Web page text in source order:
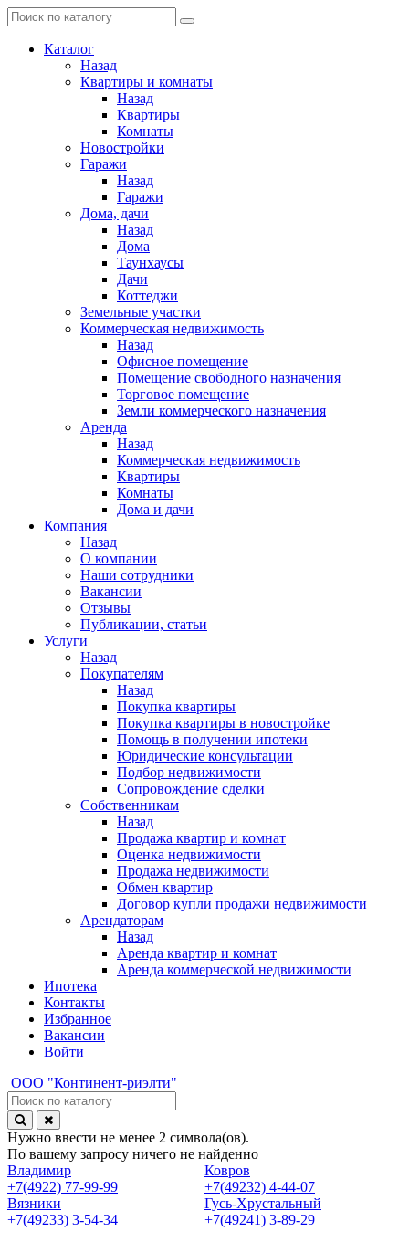
Каталог
Назад
Квартиры и комнаты
Назад
Квартиры
Комнаты
Новостройки
Гаражи
Назад
Гаражи
Дома, дачи
Назад
Дома
Таунхаусы
Дачи
Коттеджи
Земельные участки
Коммерческая недвижимость
Назад
Офисное помещение
Помещение свободного назначения
Торговое помещение
Земли коммерческого назначения
Аренда
Назад
Коммерческая недвижимость
Квартиры
Комнаты
Дома и дачи
Компания
Назад
О компании
Наши сотрудники
Вакансии
Отзывы
Публикации, статьи
Услуги
Назад
Покупателям
Назад
Покупка квартиры
Покупка квартиры в новостройке
Помощь в получении ипотеки
Юридические консультации
Подбор недвижимости
Сопровождение сделки
Собственникам
Назад
Продажа квартир и комнат
Оценка недвижимости
Продажа недвижимости
Обмен квартир
Договор купли продажи недвижимости
Арендаторам
Назад
Аренда квартир и комнат
Аренда коммерческой недвижимости
Ипотека
Контакты
Избранное
Вакансии
Войти
ООО "Континент-риэлти"
Нужно ввести не менее 2 символа(ов).
По вашему запросу ничего не найденно
Владимир
+7(4922) 77-99-99
Ковров
+7(49232) 4-44-07
Вязники
+7(49233) 3-54-34
Гусь-Хрустальный
+7(49241) 3-89-29